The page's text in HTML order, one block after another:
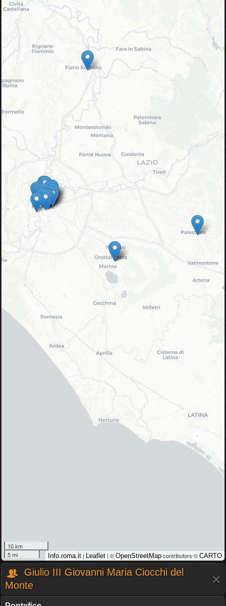
10 km
5 mi
Info.roma.it | Leaflet | © OpenStreetMap contributors © CARTO
Giulio III Giovanni Maria Ciocchi del
Monte